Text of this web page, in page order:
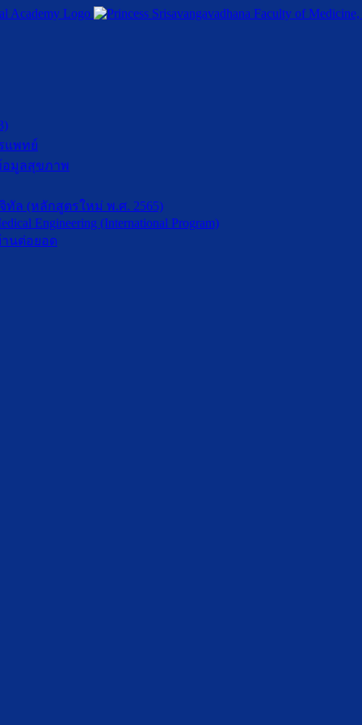
แพทย์
อมูลสุขภาพ
ล (หลักสูตรใหม่ พ.ศ. 2565)
Engineering (International Program)
นต่อยอด